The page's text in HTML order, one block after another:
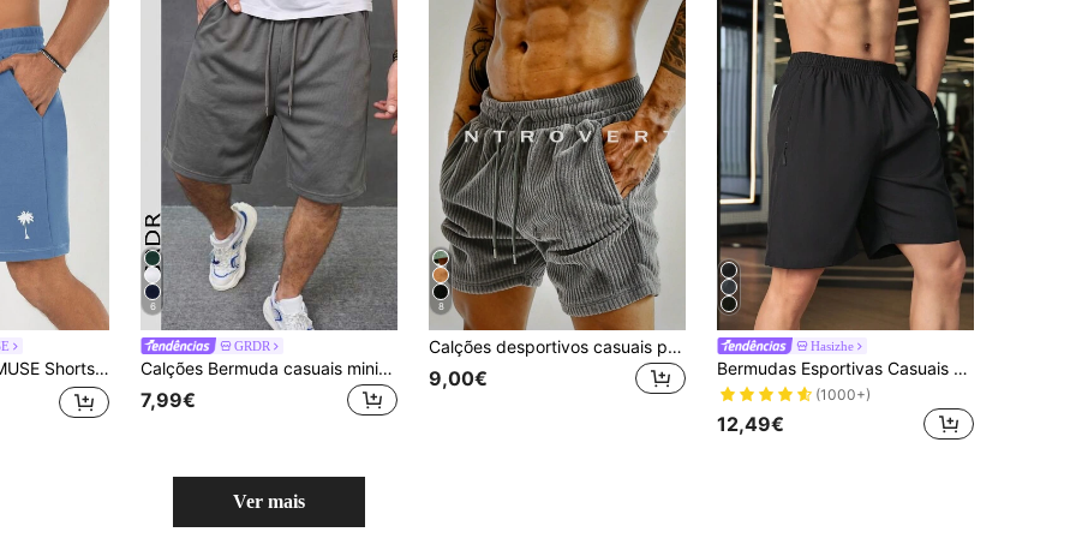
com estampa de coqueiro e cordão na cintura
6
GRDR
Calções Bermuda casuais minimalistas de verão para homem GRDR com cordão
7,99€
8
Calções desportivos casuais para homem, em tecido de veludo cotelê, com cordão na cintura, ideais para treino.
9,00€
Hasizhe
Bermudas Esportivas Casuais Para Secagem Rápida De Homens
(1000+)
12,49€
Ver mais